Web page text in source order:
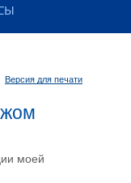
Версия для печати
моей